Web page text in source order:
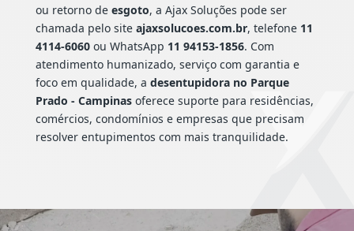
ou retorno de esgoto, a Ajax Soluções pode ser
chamada pelo site ajaxsolucoes.com.br, telefone 11
4114-6060ou WhatsApp 11 94153-1856. Com
atendimento humanizado, serviço com garantia e
foco em qualidade, a desentupidora no Parque
Prado - Campinasoferece suporte para residências,
comércios, condomínios e empresas que precisam
resolver entupimentos com mais tranquilidade.